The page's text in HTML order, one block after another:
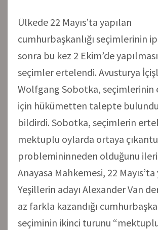
Ülkede 22 Mayıs’ta yapılan
cumhurbaşkanlığı seçimlerinin
sonra bu kez 2 Ekim’de
seçimler ertelendi. Avusturya
Wolfgang Sobotka, seçimlerinin
için hükümetten talepte
bildirdi. Sobotka, seçimlerin
mektuplu oylarda ortaya
problemininneden olduğunu ileri
Anayasa Mahkemesi, 22
Yeşillerin adayı Alexander Van
az farkla kazandığı
seçiminin ikinci turunu